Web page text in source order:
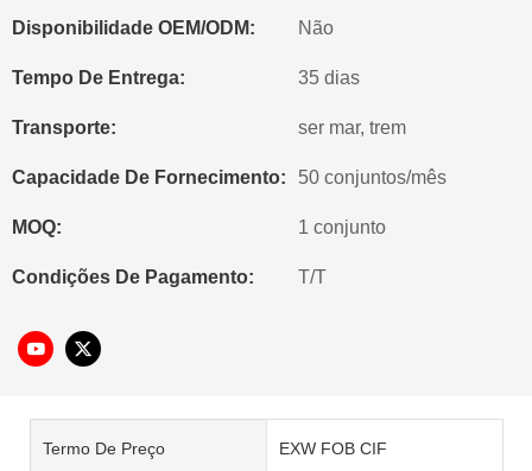
Disponibilidade OEM/ODM: Não
Tempo De Entrega: 35 dias
Transporte: ser mar, trem
Capacidade De Fornecimento: 50 conjuntos/mês
MOQ: 1 conjunto
Condições De Pagamento: T/T
Termo De Preço EXW FOB CIF